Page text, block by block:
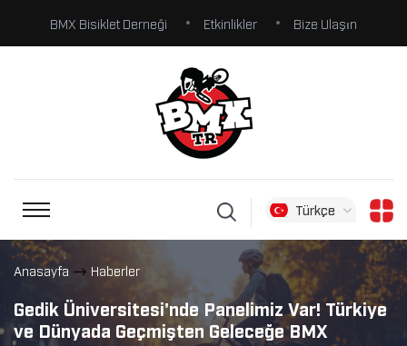
BMX Bisiklet Derneği Etkinlikler Bize Ulaşın
Türkçe
Anasayfa Haberler
Gedik Üniversitesi'nde Panelimiz Var! Türkiye
ve Dünyada Geçmişten Geleceğe BMX